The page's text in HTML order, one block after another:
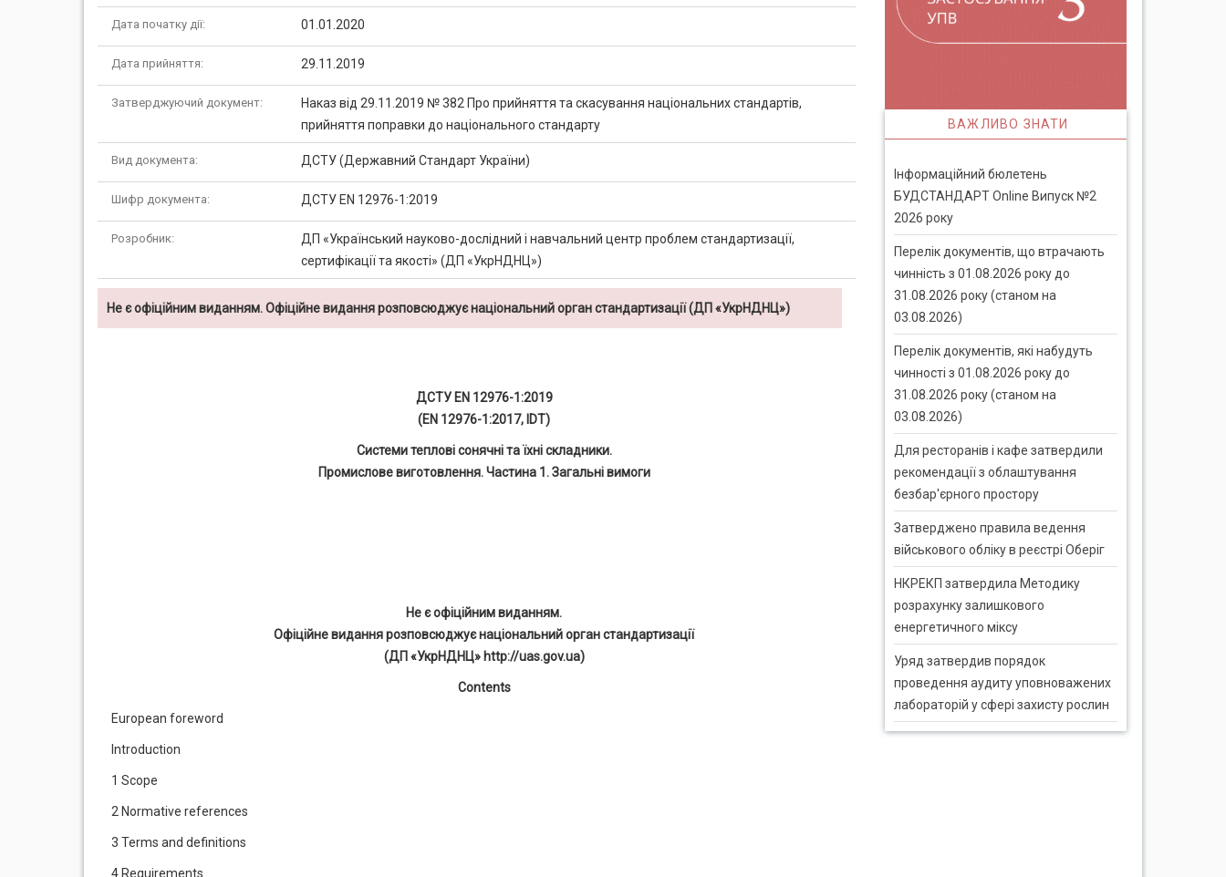
Дата початку дії: 01.01.2020
Дата прийняття: 29.11.2019
Затверджуючий документ:
Наказ від 29.11.2019 № 382 Про прийняття та скасування національних стандартів,
прийняття поправки до національного стандарту
Вид документа: ДСТУ (Державний Стандарт України)
Шифр документа: ДСТУ EN 12976-1:2019
Розробник:
ДП «Український науково-дослідний і навчальний центр проблем стандартизації,
сертифікації та якості» (ДП «УкрНДНЦ»)
Не є офіційним виданням. Офіційне видання розповсюджує національний орган стандартизації (ДП «УкрНДНЦ»)
ДСТУ EN 12976-1:2019
(EN 12976-1:2017, IDT)
Системи теплові сонячні та їхні складники.
Промислове виготовлення. Частина 1. Загальні вимоги
Не є офіційним виданням.
Офіційне видання розповсюджує національний орган стандартизації
(ДП «УкрНДНЦ» http://uas.gov.ua)
Contents
European foreword
Introduction
1 Scope
2 Normative references
3 Terms and definitions
4 Requirements
ВАЖЛИВО ЗНАТИ
Інформаційний бюлетень
БУДСТАНДАРТ Online Випуск №2
2026 року
Перелік документів, що втрачають
чинність з 01.08.2026 року до
31.08.2026 року (станом на
03.08.2026)
Перелік документів, які набудуть
чинності з 01.08.2026 року до
31.08.2026 року (станом на
03.08.2026)
Для ресторанів і кафе затвердили
рекомендації з облаштування
безбар'єрного простору
Затверджено правила ведення
військового обліку в реєстрі Оберіг
НКРЕКП затвердила Методику
розрахунку залишкового
енергетичного міксу
Уряд затвердив порядок
проведення аудиту уповноважених
лабораторій у сфері захисту рослин